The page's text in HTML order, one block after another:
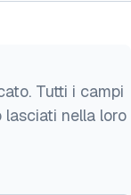
Tutti i campi
lasciati nella loro